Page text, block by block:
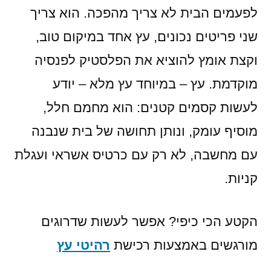
ובלי
לפעמים הבית לא צריך מהפכה. הוא צריך
שני פריטים נכונים, עץ אחד במיקום טוב,
וקצת אומץ להוציא את הפלסטיק לפנסיה
מוקדמת. עץ – במיוחד עץ מלא – יודע
לעשות קסמים קטנים: הוא מחמם חלל,
מוסיף עומק, ונותן תחושה של בית שנבנה
עם מחשבה, לא רק עם כרטיס אשראי ועגלת
קניות.
הקטע הכי כיפי? אפשר לעשות שדרוגים
מורגשים באמצעות רכישת רהיטי עץ